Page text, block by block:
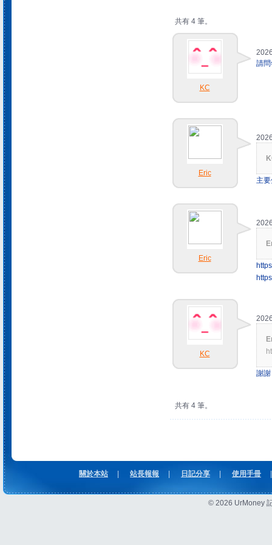
共有 4 筆。
KC
請
Eric
主
Eric
KC
謝
共有 4 筆。
關於本站 站長報報 日記分享 使用手冊
© 2026 UrMoney